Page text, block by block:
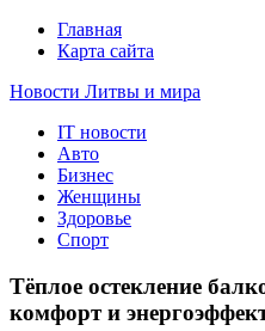
Главная
Карта сайта
Новости Литвы и мира
Свежие события и главные
портале EUROLITVA.RU
IT новости
Авто
Бизнес
Женщины
Здоровье
Спорт
Тёплое остекление
комфорт и